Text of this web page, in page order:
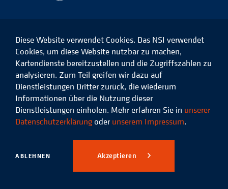
Das
NSI
Facebook
Das
NSI
auf
LinkedIn
Das
NSI
auf
Instagram
Das
Xing
© 2026 Niedersächsisches
Studieninstitut für kommunale
Verwaltung e.V.
Datenschutz Impressum
Diese Website verwendet Cookies. Das NSI verwendet
Cookies, um diese Website nutzbar zu machen,
Kartendienste bereitzustellen und die Zugriffszahlen zu
analysieren. Zum Teil greifen wir dazu auf
Dienstleistungen Dritter zurück, die wiederum
Informationen über die Nutzung dieser
Dienstleistungen einholen. Mehr erfahren Sie in unserer
Datenschutzerklärung oder unserem Impressum.
ABLEHNEN Akzeptieren